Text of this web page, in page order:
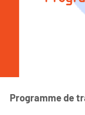
Programme de